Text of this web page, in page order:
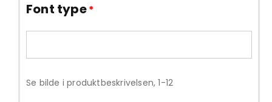
Font type*
Se bilde i produktbeskrivelsen, 1-12